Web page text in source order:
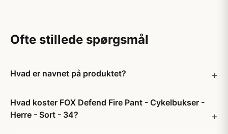
Ofte stillede spørgsmål
Hvad er navnet på produktet?
Hvad koster FOX Defend Fire Pant - Cykelbukser -
Herre - Sort - 34?